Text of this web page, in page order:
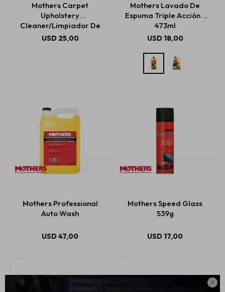

Mothers Carpet
Upholstery
Cleaner/Limpiador De
Alfombras Y Tapicería
USD 25,00
Mothers Lavado De
Espuma Triple Acción -
473ml
USD 18,00
Mothers Professional
Auto Wash
USD47,00
Mothers Speed Glass
539g
USD 17,00